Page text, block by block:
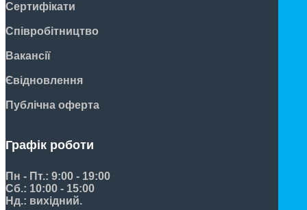
Сертифікати
Співробітництво
Вакансії
Євідновлення
Публічна оферта
Графік роботи
Пн - Пт.: 9:00 - 19:00
Сб.: 10:00 - 15:00
Нд.: вихідний.